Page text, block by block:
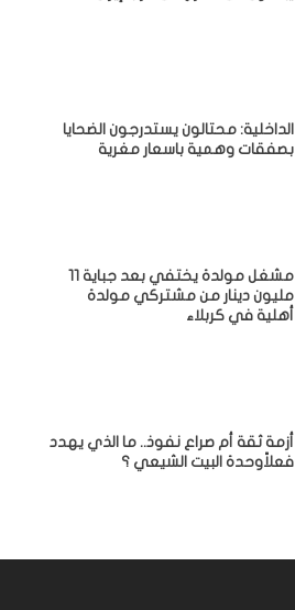
الداخلية: محتالون يستدرجون الضحايا
بصفقات وهمية باسعار مغرية
مشغل مولدة يختفي بعد جباية 11
مليون دينار من مشتركي مولدة
أهلية في كربلاء
أزمة ثقة أم صراع نفوذ.. ما الذي يهدد
فعلاًوحدة البيت الشيعي ؟